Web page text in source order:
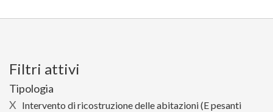
Filtri attivi
Tipologia
X Intervento di ricostruzione delle abitazioni (E pesanti